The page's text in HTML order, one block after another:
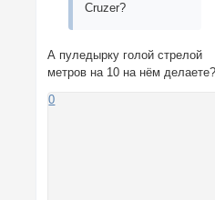
Cruzer?
А пуледырку голой стрелой
метров на 10 на нём
0